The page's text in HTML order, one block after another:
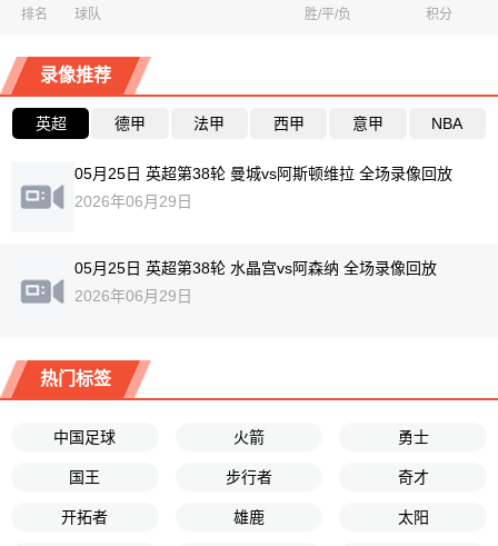
排名 球队 胜/平/负 积分
录像推荐
英超 德甲 法甲 西甲 意甲 NBA
05月25日 英超第38轮 曼城vs阿斯顿维拉 全场录像回放
2026年06月29日
05月25日 英超第38轮 水晶宫vs阿森纳 全场录像回放
2026年06月29日
热门标签
中国足球 火箭 勇士
国王 步行者 奇才
开拓者 雄鹿 太阳